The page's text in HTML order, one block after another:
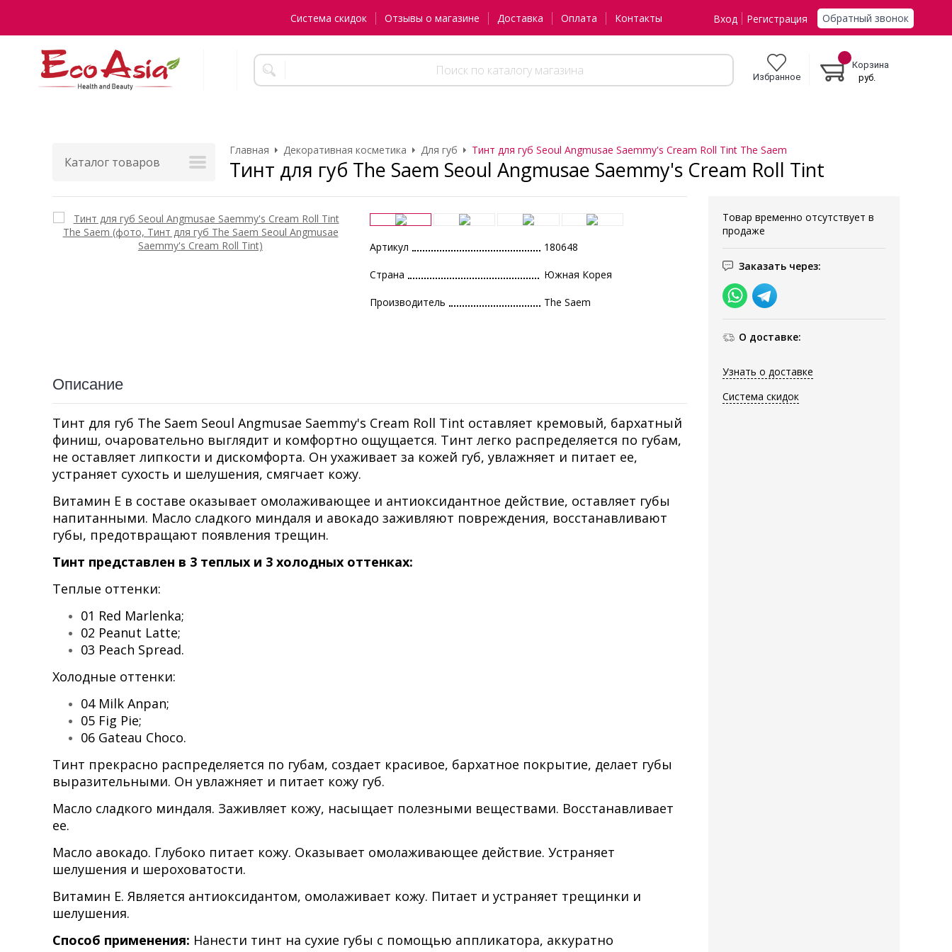
Система скидок Отзывы о магазине Доставка Оплата Контакты Вход Регистрация Обратный звонок
Избранное
Корзина
руб.
Каталог товаров
Главная Декоративная косметика Для губ Тинт для губ Seoul Angmusae Saemmy's Cream Roll Tint The Saem
Тинт для губ The Saem Seoul Angmusae Saemmy's Cream Roll Tint
Товар временно отсутствует в
продаже
Заказать через:
О доставке:
Узнать о доставке
Система скидок
Артикул 180648
Страна Южная Корея
Производитель The Saem
Описание
Тинт для губ The Saem Seoul Angmusae Saemmy's Cream Roll Tint оставляет кремовый, бархатный
финиш, очаровательно выглядит и комфортно ощущается. Тинт легко распределяется по губам,
не оставляет липкости и дискомфорта. Он ухаживает за кожей губ, увлажняет и питает ее,
устраняет сухость и шелушения, смягчает кожу.
Витамин Е в составе оказывает омолаживающее и антиоксидантное действие, оставляет губы
напитанными. Масло сладкого миндаля и авокадо заживляют повреждения, восстанавливают
губы, предотвращают появления трещин.
Тинт представлен в 3 теплых и 3 холодных оттенках:
Теплые оттенки:
01 Red Marlenka;
02 Peanut Latte;
03 Peach Spread.
Холодные оттенки:
04 Milk Anpan;
05 Fig Pie;
06 Gateau Choco.
Тинт прекрасно распределяется по губам, создает красивое, бархатное покрытие, делает губы
выразительными. Он увлажняет и питает кожу губ.
Масло сладкого миндаля. Заживляет кожу, насыщает полезными веществами. Восстанавливает
ее.
Масло авокадо. Глубоко питает кожу. Оказывает омолаживающее действие. Устраняет
шелушения и шероховатости.
Витамин Е. Является антиоксидантом, омолаживает кожу. Питает и устраняет трещинки и
шелушения.
Способ применения: Нанести тинт на сухие губы с помощью аппликатора, аккуратно